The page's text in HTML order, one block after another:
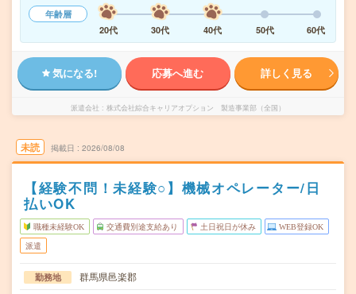
年齢層
20代
30代 40代 50代 60代
気になる! 応募へ進む 詳しく見る
派遣会社 株式会社綜合キャリアオプション 製造事業部（全国）
未読 掲載日 2026/08/08
【経験不問！未経験○】機械オペレーター/日
払いOK
職種未経験OK 交通費別途支給あり 土日祝日が休み WEB登録OK
派遣
勤務地 群馬県邑楽郡